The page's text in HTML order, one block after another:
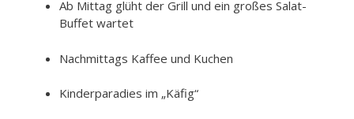
Ab Mittag glüht der Grill und ein großes Salat-
Buffet wartet
Nachmittags Kaffee und Kuchen
Kinderparadies im „Käfig“